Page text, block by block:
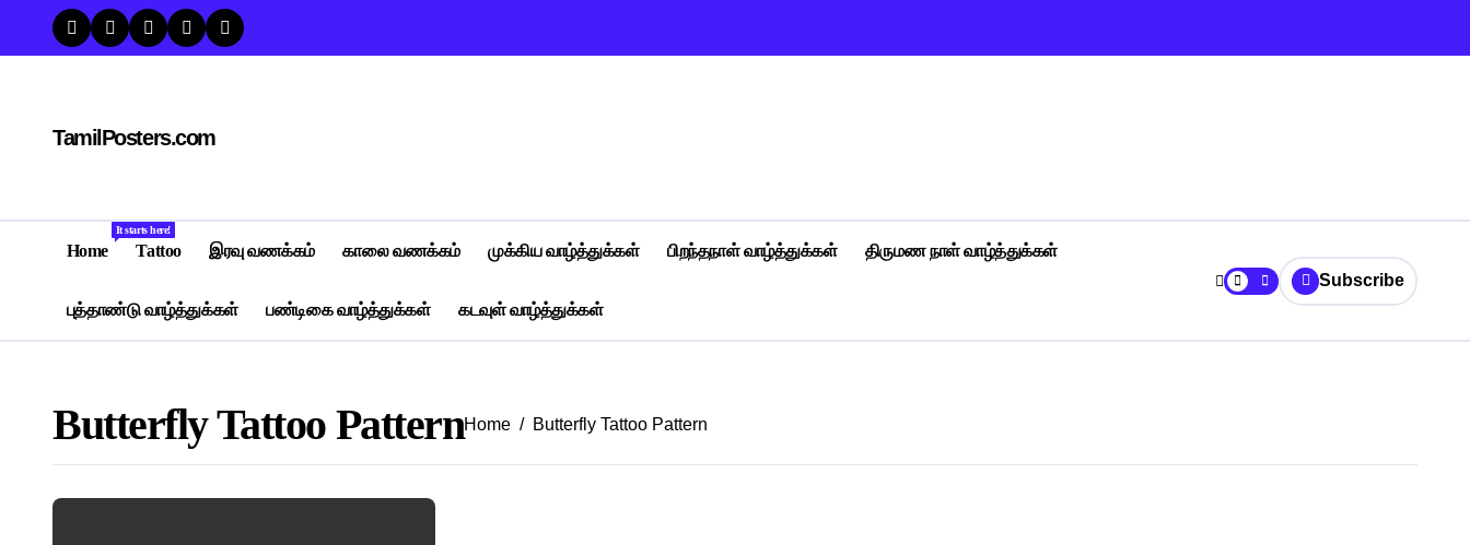
content
TamilPosters.com
Home
It starts here!
Tattoo இரவு வணக்கம் காலை வணக்கம் முக்கிய வாழ்த்துக்கள் பிறந்தநாள் வாழ்த்துக்கள் திருமண நாள் வாழ்த்துக்கள்
புத்தாண்டு வாழ்த்துக்கள் பண்டிகை வாழ்த்துக்கள் கடவுள் வாழ்த்துக்கள்
Subscribe
Butterfly Tattoo PatternHome Butterfly Tattoo Pattern